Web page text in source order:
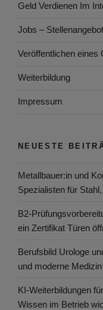
Geld Verdienen Im
Jobs –
Veröffentlichen eines
Weiterbildung
Impressum
NEUESTE
Metallbauer:in und
Spezialisten für
B2-
ein Zertifikat Türen
Berufsbild Urologe
und moderne Medizin
KI-Weiterbildungen
Wissen im Betrieb